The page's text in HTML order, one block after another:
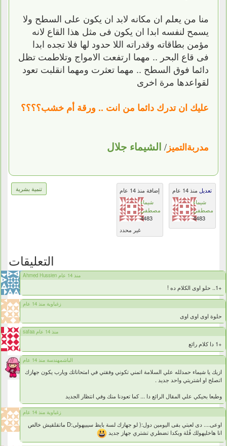
منا من يعلم ان مكانه لابد ان يكون على السطح ولا
يسمح لنفسه ابدا ان يكون فى مثل هذا القاع لانه
مؤمن بطاقاته وقدراته اللا حدود لها فلا تجده ابدا
فى قاع البحر .. مهما ارتفعت الامواج وتلاطمت تظل
دائما فوق السطح .. مهما تعثرت ومهما انقلبت تعود
لقواعدها مرة اخرى
عليك ان تدرك دائما من انت .. ورقة أم خشب؟؟؟؟
مدربةالتميز/ الشيماء جلال
تنمية بشرية
إضافة منذ 14 عام
شيماء
مصطفي
4483
غير محدد
تعديل منذ 14 عام
شيماء
مصطفي
4483
التعليقات
Ahmed Hussien منذ 14 عام
+1.. حلو اوى الكلام ده !
زغباوية منذ 14 عام
حلوة اوى اوى اوى
safaa منذ 14 عام
+1 دا كلام رائع
الباشمهندسة منذ 14 عام
ازيك يا شيماء حمدلله علي السلامة اتمني تكوني وفقتي في امتحاناتك ويارب يكون جهازك
اتصلح او اشتريتي واحد جديد .
وطبعا بحيكي علي المقال الرائع دا ... كما تعودنا منك وفي انتظار الجديد
زغباوية منذ 14 عام
اوعى.... دى لعبتي بقى اليومين دول:( لو جهازك لسة بايظ سيبيهولى:D ماتقلقيش خالص
انا هاخليهولك فُلة وبكدا تضطري تشتري جهاز جديد